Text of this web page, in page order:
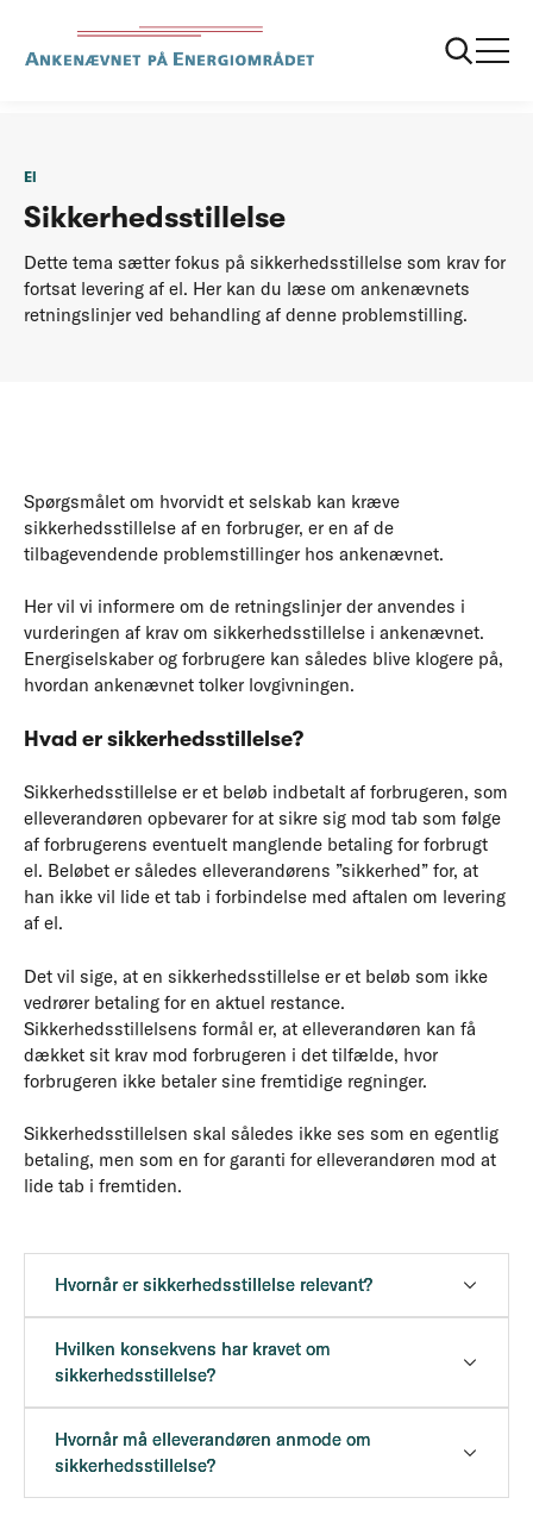
Oversigt: El-temaer Sikkerhedsstillelse
El
Sikkerhedsstillelse
Dette tema sætter fokus på sikkerhedsstillelse som krav for
fortsat levering af el. Her kan du læse om ankenævnets
retningslinjer ved behandling af denne problemstilling.
Spørgsmålet om hvorvidt et selskab kan kræve
sikkerhedsstillelse af en forbruger, er en af de
tilbagevendende problemstillinger hos ankenævnet.
Her vil vi informere om de retningslinjer der anvendes i
vurderingen af krav om sikkerhedsstillelse i ankenævnet.
Energiselskaber og forbrugere kan således blive klogere på,
hvordan ankenævnet tolker lovgivningen.
Hvad er sikkerhedsstillelse?
Sikkerhedsstillelse er et beløb indbetalt af forbrugeren, som
elleverandøren opbevarer for at sikre sig mod tab som følge
af forbrugerens eventuelt manglende betaling for forbrugt
el. Beløbet er således elleverandørens ”sikkerhed” for, at
han ikke vil lide et tab i forbindelse med aftalen om levering
af el.
Det vil sige, at en sikkerhedsstillelse er et beløb som ikke
vedrører betaling for en aktuel restance.
Sikkerhedsstillelsens formål er, at elleverandøren kan få
dækket sit krav mod forbrugeren i det tilfælde, hvor
forbrugeren ikke betaler sine fremtidige regninger.
Sikkerhedsstillelsen skal således ikke ses som en egentlig
betaling, men som en for garanti for elleverandøren mod at
lide tab i fremtiden.
Hvornår er sikkerhedsstillelse relevant?
Hvilken konsekvens har kravet om
sikkerhedsstillelse?
Hvornår må elleverandøren anmode om
sikkerhedsstillelse?